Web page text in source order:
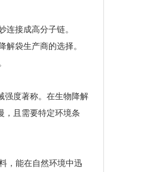
接成高分子链。
袋生产商的选择。
强度著称。在生物降解
，且需要特定环境条
，能在自然环境中迅